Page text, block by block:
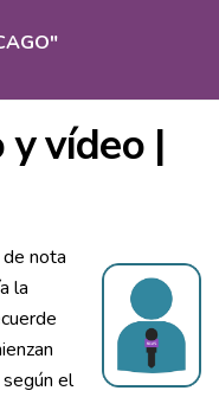
"
y vídeo |
nota
la
el